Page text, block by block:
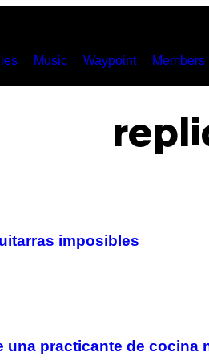
Music Waypoint Members
imposibles
una practicante de cocina